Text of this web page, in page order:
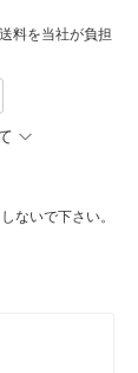
料を当社が負担
ないで下さい。